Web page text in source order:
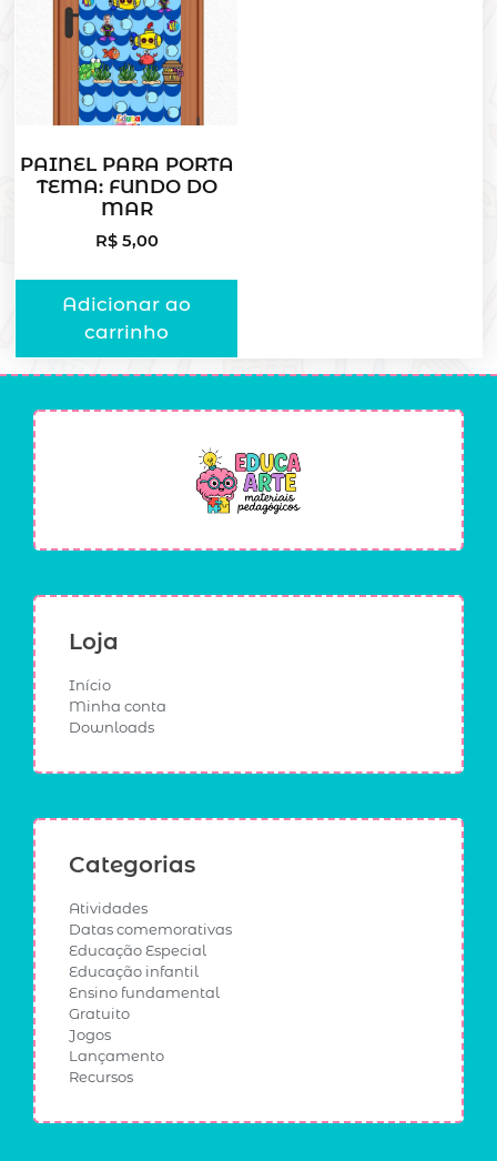
PAINEL PARA PORTA
TEMA: FUNDO DO
MAR
R$5,00
Adicionar ao
carrinho
Loja
Início
Minha conta
Downloads
Categorias
Atividades
Datas comemorativas
Educação Especial
Educação infantil
Ensino fundamental
Gratuito
Jogos
Lançamento
Recursos